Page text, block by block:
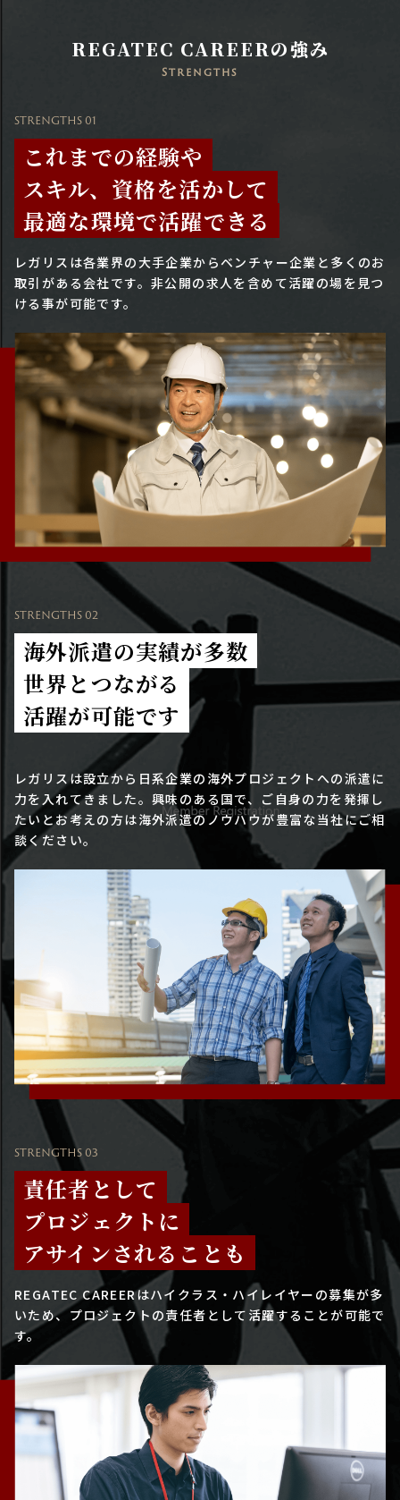
REGATEC CAREERの強み
Strengths
STRENGTHS 01
これまでの経験や
スキル、資格を活かして
最適な環境で活躍できる
レガリスは各業界の大手企業からベンチャー企業と多くのお
取引がある会社です。 非公開の求人を含めて活躍の場を見つ
ける事が可能です。
STRENGTHS 02
海外派遣の実績が多数
世界とつながる
活躍が可能です
レガリスは設立から日系企業の海外プロジェクトへの派遣に
力を入れてきました。興味のある国で、ご自身の力を発揮し
たいとお考えの方は海外派遣のノウハウが豊富な当社にご相
談ください。
STRENGTHS 03
責任者として
プロジェクトに
アサインされることも
REGATEC CAREERはハイクラス・ハイレイヤーの募集が多
いため、プロジェクトの責任者として活躍することが可能で
す。